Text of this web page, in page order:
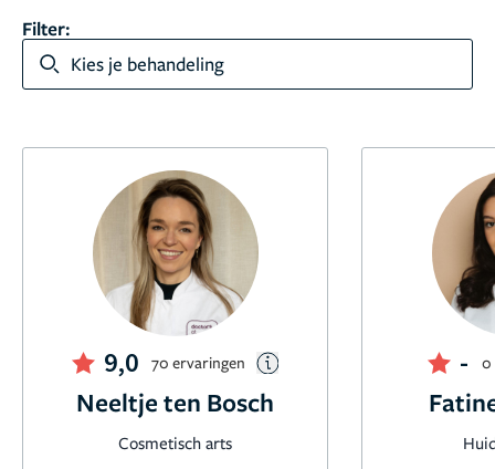
Filter:
Kies je behandeling
9,0 70 ervaringen
Neeltje ten Bosch
Cosmetisch arts
- 0